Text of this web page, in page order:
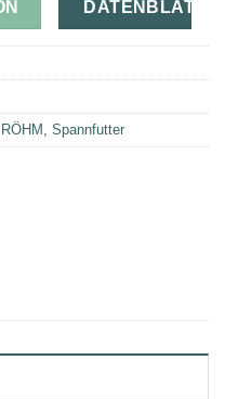
DATENBLATT
RÖHM , Spannfutter